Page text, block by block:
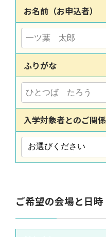
お名前（お申込者）
ふりがな
入学対象者とのご関係
ご希望の会場と日時